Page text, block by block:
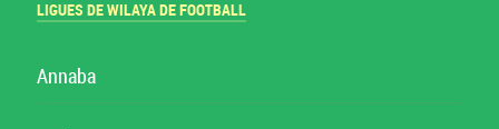
LIGUES DE WILAYA DE FOOTBALL
Annaba